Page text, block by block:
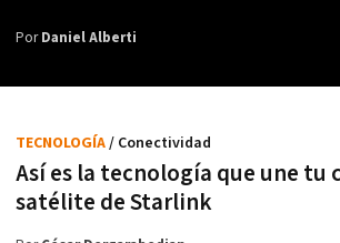
PorDaniel Alberti
Así es la tecnología que une tu
satélite de Starlink
TECNOLOGÍA/ Conectividad